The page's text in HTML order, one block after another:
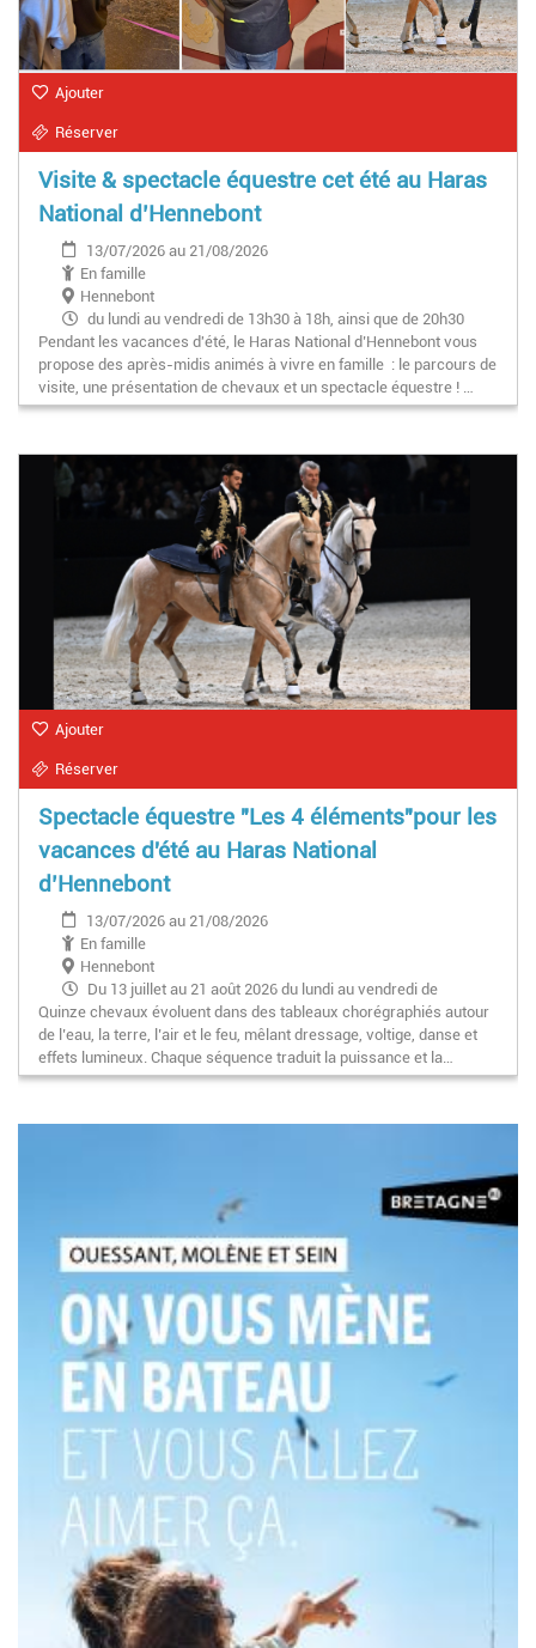
Ajouter
Réserver
Visite & spectacle équestre cet été au Haras
National d’Hennebont
13/07/2026 au 21/08/2026
En famille
Hennebont
du lundi au vendredi de 13h30 à 18h, ainsi que de 20h30
à 22h les 6 et 13 août
Pendant les vacances d'été, le Haras National d’Hennebont vous
propose des après-midis animés à vivre en famille : le parcours de
visite, une présentation de chevaux et un spectacle équestre ! …
Ajouter
Réserver
Spectacle équestre "Les 4 éléments"pour les
vacances d'été au Haras National
d’Hennebont
13/07/2026 au 21/08/2026
En famille
Hennebont
Du 13 juillet au 21 août 2026 du lundi au vendredi de
17H > 18h10 ainsi que 20h30 > 21h40 les 6 et 13 août
Quinze chevaux évoluent dans des tableaux chorégraphiés autour
de l’eau, la terre, l’air et le feu, mêlant dressage, voltige, danse et
effets lumineux. Chaque séquence traduit la puissance et la…